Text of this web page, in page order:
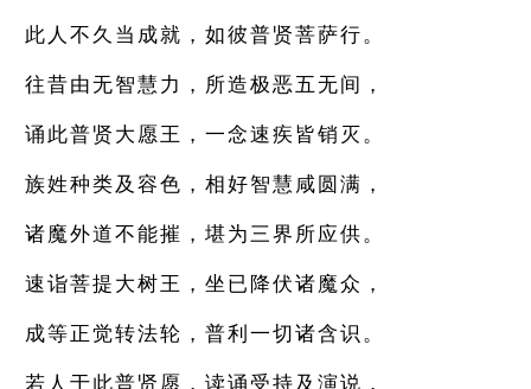
此人不久当成就，如彼普贤菩萨行。
往昔由无智慧力，所造极恶五无间，
诵此普贤大愿王，一念速疾皆销灭。
族姓种类及容色，相好智慧咸圆满，
诸魔外道不能摧，堪为三界所应供。
速诣菩提大树王，坐已降伏诸魔众，
成等正觉转法轮，普利一切诸含识。
若人于此普贤愿，读诵受持及演说，